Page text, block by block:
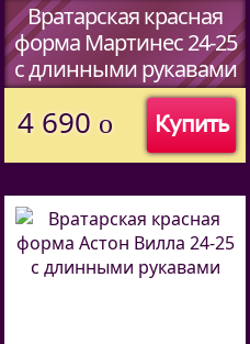
Вратарская красная
форма Мартинес 24-25
c длинными рукавами
Купить
4 690 o